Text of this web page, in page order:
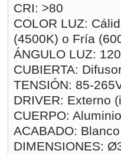
CRI: >80
COLOR LUZ:
(4500K) o Fría
ÁNGULO LUZ:
CUBIERTA:
TENSIÓN: 85-
DRIVER: Externo
CUERPO: Aluminio
ACABADO: Blanco
DIMENSIONES: